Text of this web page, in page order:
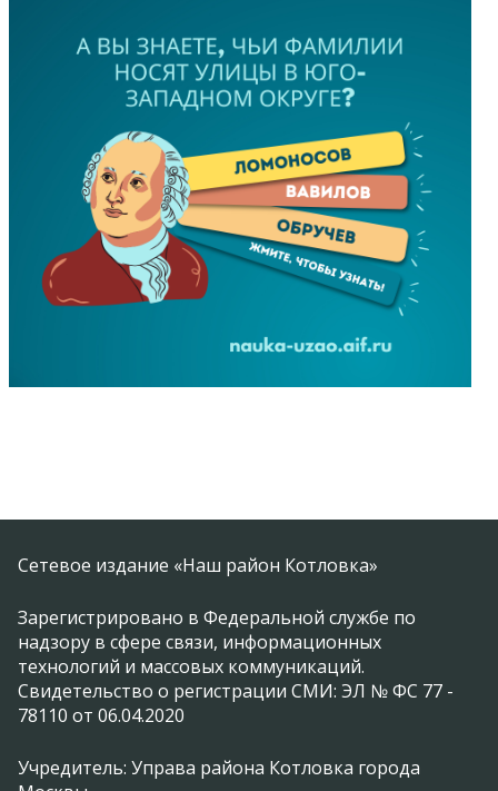
Сетевое издание «Наш район Котловка»
Зарегистрировано в Федеральной службе по
надзору в сфере связи, информационных
технологий и массовых коммуникаций.
Свидетельство о регистрации СМИ: ЭЛ № ФС 77 -
78110 от 06.04.2020
Учредитель: Управа района Котловка города